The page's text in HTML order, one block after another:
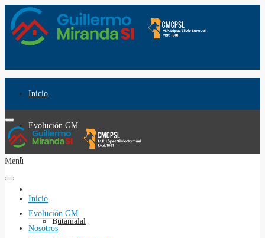
Inicio
Evolución GM
Butamalal
Menu
Inicio
Evolución GM
Nosotros